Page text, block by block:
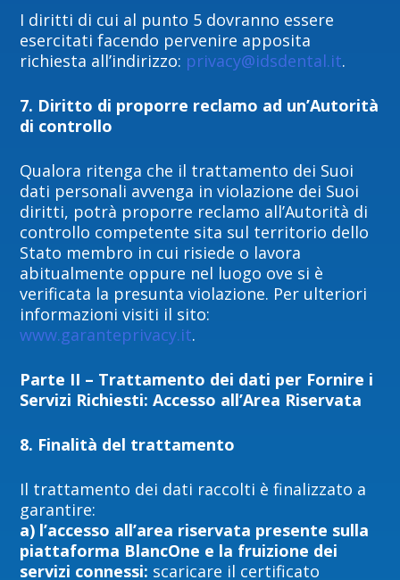
I diritti di cui al punto 5 dovranno essere
esercitati facendo pervenire apposita
richiesta all’indirizzo: privacy@idsdental.it.
7. Diritto di proporre reclamo ad un’Autorità
di controllo
Qualora ritenga che il trattamento dei Suoi
dati personali avvenga in violazione dei Suoi
diritti, potrà proporre reclamo all’Autorità di
controllo competente sita sul territorio dello
Stato membro in cui risiede o lavora
abitualmente oppure nel luogo ove si è
verificata la presunta violazione. Per ulteriori
informazioni visiti il sito:
www.garanteprivacy.it.
Parte II – Trattamento dei dati per Fornire i
Servizi Richiesti: Accesso all’Area Riservata
8. Finalità del trattamento
Il trattamento dei dati raccolti è finalizzato a
garantire:
a) l’accesso all’area riservata presente sulla
piattaforma BlancOne e la fruizione dei
servizi connessi: scaricare il certificato